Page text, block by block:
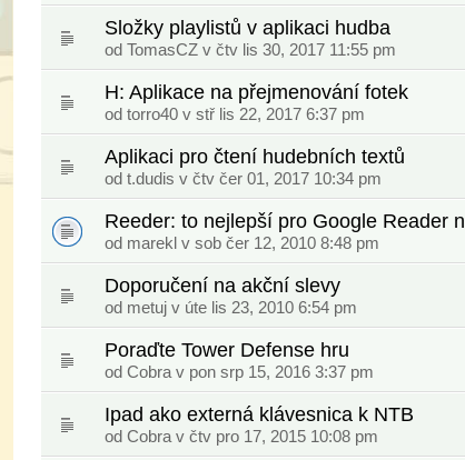
Složky playlistů v aplikaci hudba
od TomasCZ v čtv lis 30, 2017 11:55 pm
H: Aplikace na přejmenování fotek
od torro40 v stř lis 22, 2017 6:37 pm
Aplikaci pro čtení hudebních textů
od t.dudis v čtv čer 01, 2017 10:34 pm
Reeder: to nejlepší pro Google Reader
od marekl v sob čer 12, 2010 8:48 pm
Doporučení na akční slevy
od metuj v úte lis 23, 2010 6:54 pm
Poraďte Tower Defense hru
od Cobra v pon srp 15, 2016 3:37 pm
Ipad ako externá klávesnica k NTB
od Cobra v čtv pro 17, 2015 10:08 pm